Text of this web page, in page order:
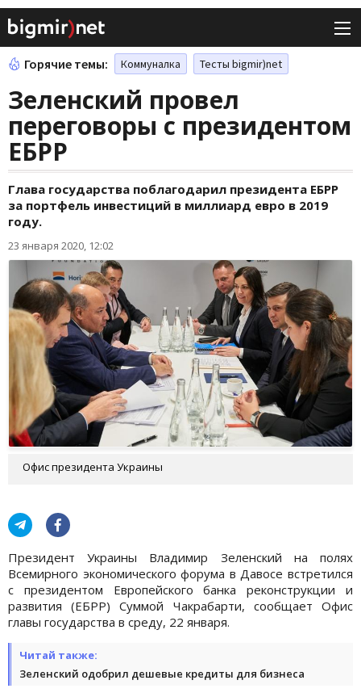
Горячие темы: Коммуналка Тесты bigmir)net
Зеленский провел
переговоры с президентом
ЕБРР
Глава государства поблагодарил президента ЕБРР
за портфель инвестиций в миллиард евро в 2019
году.
23 января 2020, 12:02
Офис президента Украины
Президент Украины Владимир Зеленский на полях
Всемирного экономического форума в Давосе встретился
с президентом Европейского банка реконструкции и
развития (ЕБРР) Суммой Чакрабарти, сообщает Офис
главы государства в среду, 22 января.
Читай также:
Зеленский одобрил дешевые кредиты для бизнеса